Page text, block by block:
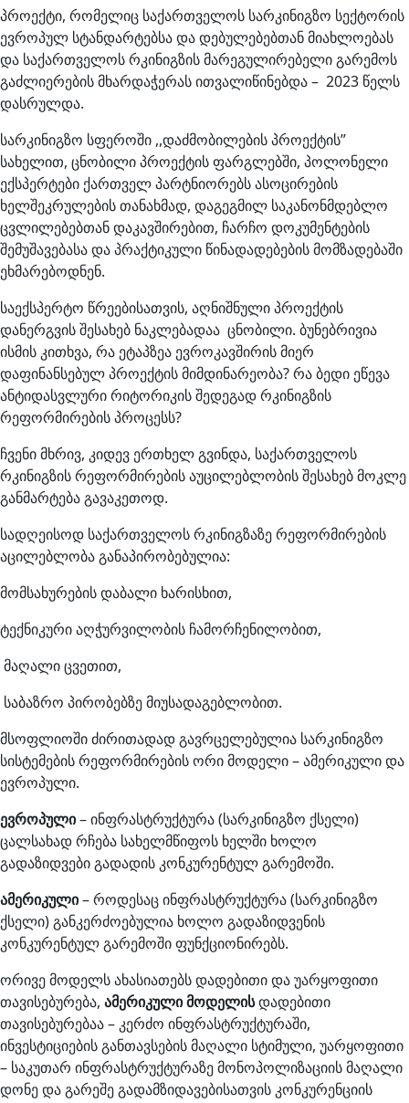
პროექტი, რომელიც საქართველოს სარკინიგზო სექტორის
ევროპულ სტანდარტებსა და დებულებებთან მიახლოებას
და საქართველოს რკინიგზის მარეგულირებელი გარემოს
გაძლიერების მხარდაჭერას ითვალიწინებდა – 2023 წელს
დასრულდა.
სარკინიგზო სფეროში ,,დაძმობილების პროექტის”
სახელით, ცნობილი პროექტის ფარგლებში, პოლონელი
ექსპერტები ქართველ პარტნიორებს ასოცირების
ხელშეკრულების თანახმად, დაგეგმილ საკანონმდებლო
ცვლილებებთან დაკავშირებით, ჩარჩო დოკუმენტების
შემუშავებასა და პრაქტიკული წინადადებების მომზადებაში
ეხმარებოდნენ.
საექსპერტო წრეებისათვის, აღნიშნული პროექტის
დანერგვის შესახებ ნაკლებადაა ცნობილი. ბუნებრივია
ისმის კითხვა, რა ეტაპზეა ევროკავშირის მიერ
დაფინანსებულ პროექტის მიმდინარეობა? რა ბედი ეწევა
ანტიდასვლური რიტორიკის შედეგად რკინიგზის
რეფორმირების პროცესს?
ჩვენი მხრივ, კიდევ ერთხელ გვინდა, საქართველოს
რკინიგზის რეფორმირების აუცილებლობის შესახებ მოკლე
განმარტება გავაკეთოდ.
სადღეისოდ საქართველოს რკინიგზაზე რეფორმირების
აცილებლობა განაპირობებულია:
მომსახურების დაბალი ხარისხით,
ტექნიკური აღჭურვილობის ჩამორჩენილობით,
მაღალი ცვეთით,
საბაზრო პირობებზე მიუსადაგებლობით.
მსოფლიოში ძირითადად გავრცელებულია სარკინიგზო
სისტემების რეფორმირების ორი მოდელი – ამერიკული და
ევროპული.
ევროპული– ინფრასტრუქტურა (სარკინიგზო ქსელი)
ცალსახად რჩება სახელმწიფოს ხელში ხოლო
გადაზიდვები გადადის კონკურენტულ გარემოში.
ამერიკული– როდესაც ინფრასტრუქტურა (სარკინიგზო
ქსელი) განკერძოებულია ხოლო გადაზიდვენის
კონკურენტულ გარემოში ფუნქციონირებს.
ორივე მოდელს ახასიათებს დადებითი და უარყოფითი
თავისებურება, ამერიკული მოდელისდადებითი
თავისებურებაა – კერძო ინფრასტრუქტურაში,
ინვესტიციების განთავსების მაღალი სტიმული, უარყოფითი
– საკუთარ ინფრასტრუქტურაზე მონოპოლიზაციის მაღალი
დონე და გარეშე გადამზიდავებისათვის კონკურენციის